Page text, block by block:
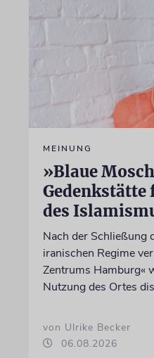
MEINUNG
»Blaue
Gedenkstätte
des
Nach der Schließung
iranischen Regime
Zentrums Hamburg«
Nutzung des Ortes
von Ulrike Becker
06.08.2026